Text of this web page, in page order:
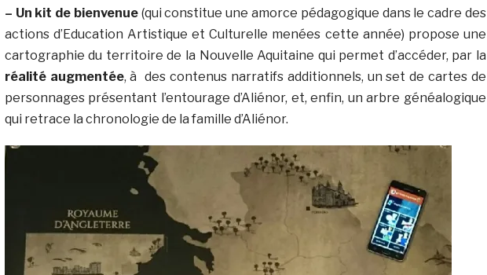
– Un kit de bienvenue(qui constitue une amorce pédagogique dans le cadre des
actions d’Education Artistique et Culturelle menées cette année) propose une
cartographie du territoire de la Nouvelle Aquitaine qui permet d’accéder, par la
réalité augmentée, à des contenus narratifs additionnels, un set de cartes de
personnages présentant l’entourage d’Aliénor, et, enfin, un arbre généalogique
qui retrace la chronologie de la famille d’Aliénor.